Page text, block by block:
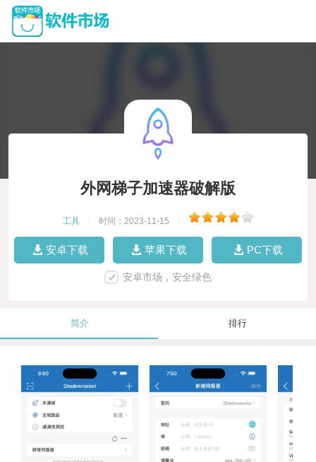
外网梯子加速器破解版
工具 时间：2023-11-15
安卓下载 苹果下载 PC下载
安卓市场，安全绿色
简介 排行